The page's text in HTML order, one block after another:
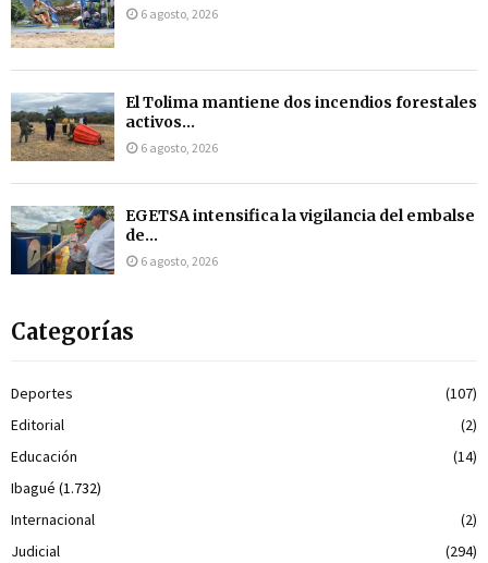
6 agosto, 2026
El Tolima mantiene dos incendios forestales
activos...
6 agosto, 2026
EGETSA intensifica la vigilancia del embalse
de...
6 agosto, 2026
Categorías
Deportes
(107)
Editorial
(2)
Educación
(14)
Ibagué (1.732)
Internacional
(2)
Judicial
(294)